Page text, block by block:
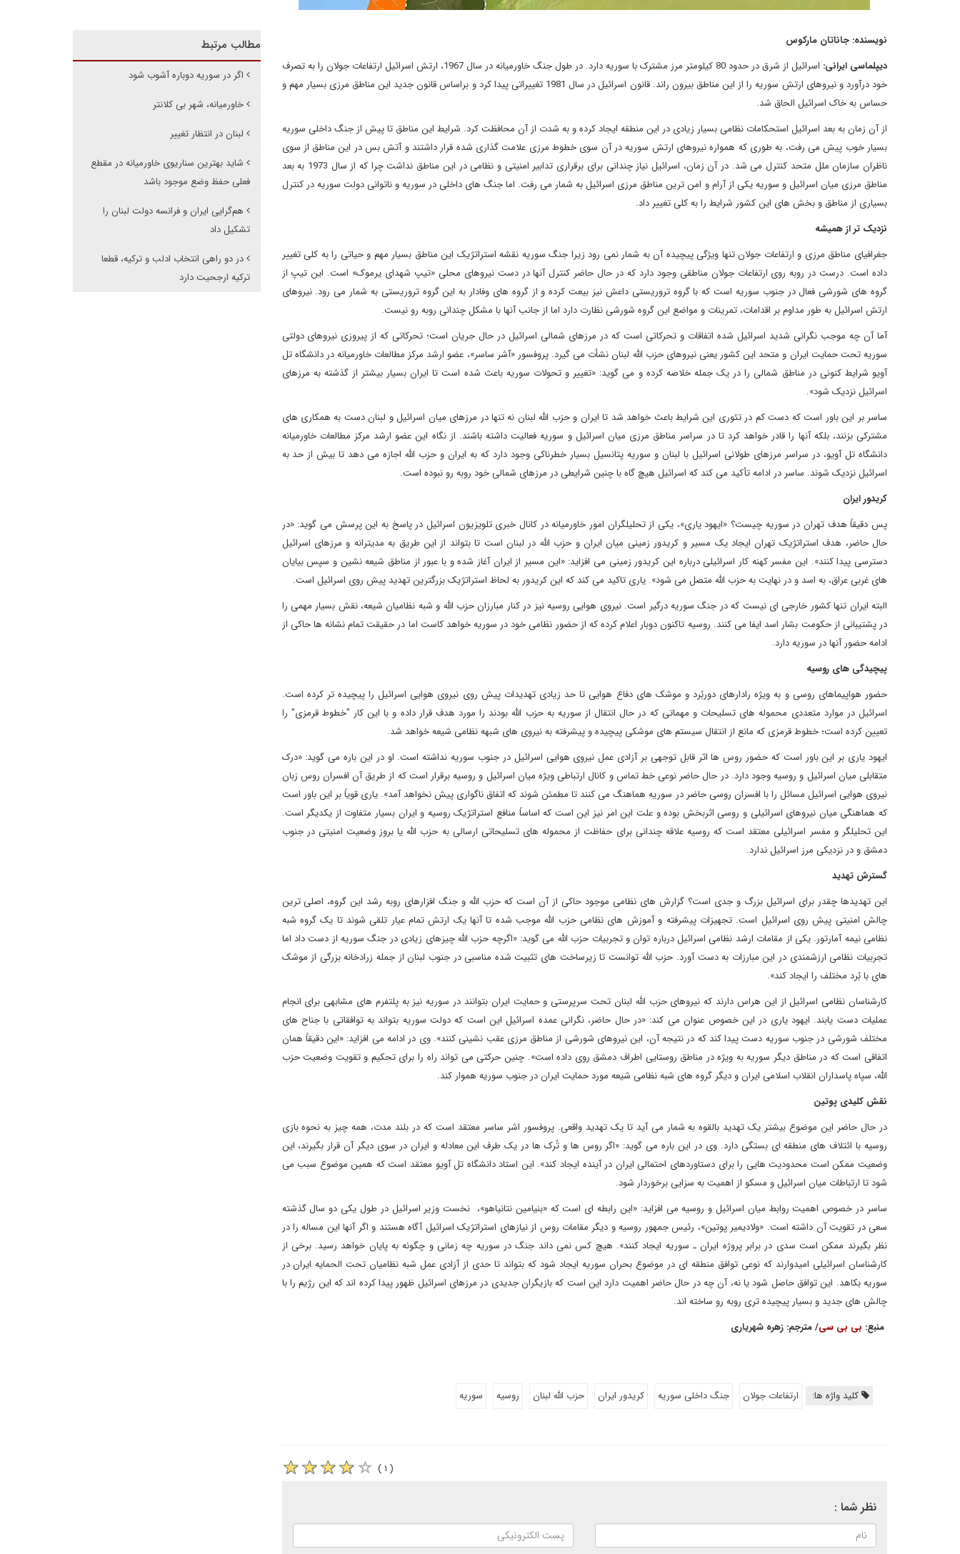
نویسنده: جاناتان مارکوس
دیپلماسی ایرانی:
اسرائیل از شرق در حدود 80 کیلومتر مرز مشترک با سوریه دارد. در طول جنگ خاورمیانه در سال 1967، ارتش اسرائیل ارتفاعات جولان را به تصرف
خود درآورد و نیروهای ارتش سوریه را از این مناطق بیرون راند. قانون اسرائیل در سال 1981 تغییراتی پیدا کرد و براساس قانون جدید این مناطق مرزی بسیار مهم و
حساس به خاک اسرائیل الحاق شد.
از آن زمان به بعد اسرائیل استحکامات نظامی بسیار زیادی در این منطقه ایجاد کرده و به شدت از آن محافظت کرد. شرایط این مناطق تا پیش از جنگ داخلی سوریه
بسیار خوب پیش می رفت، به طوری که همواره نیروهای ارتش سوریه در آن سوی خطوط مرزی علامت گذاری شده قرار داشتند و آتش بس در این مناطق از سوی
ناظران سازمان ملل متحد کنترل می شد. در آن زمان، اسرائیل نیاز چندانی برای برقراری تدابیر امنیتی و نظامی در این مناطق نداشت چرا که از سال 1973 به بعد
مناطق مرزی میان اسرائیل و سوریه یکی از آرام و امن ترین مناطق مرزی اسرائیل به شمار می رفت. اما جنگ های داخلی در سوریه و ناتوانی دولت سوریه در کنترل
بسیاری از مناطق و بخش های این کشور شرایط را به کلی تغییر داد.
نزدیک تر از همیشه
جغرافیای مناطق مرزی و ارتفاعات جولان تنها ویژگی پیچیده آن به شمار نمی رود زیرا جنگ سوریه نقشه استراتژیک این مناطق بسیار مهم و حیاتی را به کلی تغییر
داده است. درست در روبه روی ارتفاعات جولان مناطقی وجود دارد که در حال حاضر کنترل آنها در دست نیروهای محلی «تیپ شهدای یرموک» است. این تیپ از
گروه های شورشی فعال در جنوب سوریه است که با گروه تروریستی داعش نیز بیعت کرده و از گروه های وفادار به این گروه تروریستی به شمار می رود. نیروهای
ارتش اسرائیل به طور مداوم بر اقدامات، تمرینات و مواضع این گروه شورشی نظارت دارد اما از جانب آنها با مشکل چندانی روبه رو نیست.
آما آن چه موجب نگرانی شدید اسرائیل شده اتفاقات و تحرکاتی است که در مرزهای شمالی اسرائیل در حال جریان است؛ تحرکاتی که از پیروزی نیروهای دولتی
سوریه تحت حمایت ایران و متحد این کشور یعنی نیروهای حزب الله لبنان نشأت می گیرد. پروفسور «آشر ساسر»، عضو ارشد مرکز مطالعات خاورمیانه در دانشگاه تل
آویو شرایط کنونی در مناطق شمالی را در یک جمله خلاصه کرده و می گوید: «تغییر و تحولات سوریه باعث شده است تا ایران بسیار بیشتر از گذشته به مرزهای
اسرائیل نزدیک شود».
ساسر بر این باور است که دست کم در تئوری این شرایط باعث خواهد شد تا ایران و حزب الله لبنان نه تنها در مرزهای میان اسرائیل و لبنان دست به همکاری های
مشترکی بزنند، بلکه آنها را قادر خواهد کرد تا در سراسر مناطق مرزی میان اسرائیل و سوریه فعالیت داشته باشند. از نگاه این عضو ارشد مرکز مطالعات خاورمیانه
دانشگاه تل آویو، در سراسر مرزهای طولانی اسرائیل با لبنان و سوریه پتانسیل بسیار خطرناکی وجود دارد که به ایران و حزب الله اجازه می دهد تا بیش از حد به
اسرائیل نزدیک شوند. ساسر در ادامه تأکید می کند که اسرائیل هیچ گاه با چنین شرایطی در مرزهای شمالی خود روبه رو نبوده است.
کریدور ایران
پس دقیقاً هدف تهران در سوریه چیست؟ «ایهود یاری»، یکی از تحلیلگران امور خاورمیانه در کانال خبری تلویزیون اسرائیل در پاسخ به این پرسش می گوید: «در
حال حاضر، هدف استراتژیک تهران ایجاد یک مسیر و کریدور زمینی میان ایران و حزب الله در لبنان است تا بتواند از این طریق به مدیترانه و مرزهای اسرائیل
دسترسی پیدا کنند». این مفسر کهنه کار اسرائیلی درباره این کریدور زمینی می افزاید: «این مسیر از ایران آغاز شده و با عبور از مناطق شیعه نشین و سپس بیایان
های غربی عراق، به اسد و در نهایت به حزب الله متصل می شود». یاری تاکید می کند که این کریدور به لحاظ استراتژیک بزرگترین تهدید پیش روی اسرائیل است.
البته ایران تنها کشور خارجی ای نیست که در جنگ سوریه درگیر است. نیروی هوایی روسیه نیز در کنار مبارزان حزب الله و شبه نظامیان شیعه، نقش بسیار مهمی را
در پشتیبانی از حکومت بشار اسد ایفا می کنند. روسیه تاکنون دوبار اعلام کرده که از حضور نظامی خود در سوریه خواهد کاست اما در حقیقت تمام نشانه ها حاکی از
ادامه حضور آنها در سوریه دارد.
پیچیدگی های روسیه
حضور هواپیماهای روسی و به ویژه رادارهای دوربُرد و موشک های دفاع هوایی تا حد زیادی تهدیدات پیش روی نیروی هوایی اسرائیل را پیچیده تر کرده است.
اسرائیل در موارد متعددی محموله های تسلیحات و مهماتی که در حال انتقال از سوریه به حزب الله بودند را مورد هدف قرار داده و با این کار "خطوط قرمزی" را
تعیین کرده است؛ خطوط قرمزی که مانع از انتقال سیستم های موشکی پیچیده و پیشرفته به نیروی های شبهه نظامی شیعه خواهد شد.
ایهود یاری بر این باور است که حضور روس ها اثر قابل توجهی بر آزادی عمل نیروی هوایی اسرائیل در جنوب سوریه نداشته است. او در این باره می گوید: «درک
متقابلی میان اسرائیل و روسیه وجود دارد. در حال حاضر نوعی خط تماس و کانال ارتباطی ویژه میان اسرائیل و روسیه برقرار است که از طریق آن افسران روس زبان
نیروی هوایی اسرائیل مسائل را با افسران روسی حاضر در سوریه هماهنگ می کنند تا مطمئن شوند که اتفاق ناگواری پیش نخواهد آمد». یاری قویاً بر این باور است
که هماهنگی میان نیروهای اسرائیلی و روسی اثربخش بوده و علت این امر نیز این است که اساساً منافع استراتژیک روسیه و ایران بسیار متفاوت از یکدیگر است.
این تحلیلگر و مفسر اسرائیلی معتقد است که روسیه علاقه چندانی برای حفاظت از محموله های تسلیحاتی ارسالی به حزب الله یا بروز وضعیت امنیتی در جنوب
دمشق و در نزدیکی مرز اسرائیل ندارد.
گسترش تهدید
این تهدیدها چقدر برای اسرائیل بزرگ و جدی است؟ گزارش های نظامی موجود حاکی از آن است که حزب الله و جنگ افزارهای روبه رشد این گروه، اصلی ترین
چالش امنیتی پیش روی اسرائیل است. تجهیزات پیشرفته و آموزش های نظامی حزب الله موجب شده تا آنها یک ارتش تمام عیار تلقی شوند تا یک گروه شبه
نظامی نیمه آمارتور. یکی از مقامات ارشد نظامی اسرائیل درباره توان و تجربیات حزب الله می گوید: «اگرچه حزب الله چیزهای زیادی در جنگ سوریه از دست داد اما
تجربیات نظامی ارزشمندی در این مبارزات به دست آورد. حزب الله توانست تا زیرساخت های تثبیت شده مناسبی در جنوب لبنان از جمله زرادخانه بزرگی از موشک
های با بُرد مختلف را ایجاد کند».
کارشناسان نظامی اسرائیل از این هراس دارند که نیروهای حزب الله لبنان تحت سرپرستی و حمایت ایران بتوانند در سوریه نیز به پلتفرم های مشابهی برای انجام
عملیات دست یابند. ایهود یاری در این خصوص عنوان می کند: «در حال حاضر، نگرانی عمده اسرائیل این است که دولت سوریه بتواند به توافقاتی با جناح های
مختلف شورشی در جنوب سوریه دست پیدا کند که در نتیجه آن، این نیروهای شورشی از مناطق مرزی عقب نشینی کنند». وی در ادامه می افزاید: «این دقیقاً همان
اتفاقی است که در مناطق دیگر سوریه به ویژه در مناطق روستایی اطراف دمشق روی داده است». چنین حرکتی می تواند راه را برای تحکیم و تقویت وضعیت حزب
الله، سپاه پاسداران انقلاب اسلامی ایران و دیگر گروه های شبه نظامی شیعه مورد حمایت ایران در جنوب سوریه هموار کند.
نقش کلیدی پوتین
در حال حاضر این موضوع بیشتر یک تهدید بالقوه به شمار می آید تا یک تهدید واقعی. پروفسور اشر ساسر معتقد است که در بلند مدت، همه چیز به نحوه بازی
روسیه با ائتلاف های منطقه ای بستگی دارد. وی در این باره می گوید: «اگر روس ها و تُرک ها در یک طرف این معادله و ایران در سوی دیگر آن قرار بگیرند، این
وضعیت ممکن است محدودیت هایی را برای دستاوردهای احتمالی ایران در آینده ایجاد کند». این استاد دانشگاه تل آویو معتقد است که همین موضوع سبب می
شود تا ارتباطات میان اسرائیل و مسکو از اهمیت به سزایی برخوردار شود.
ساسر در خصوص اهمیت روابط میان اسرائیل و روسیه می افزاید: «این رابطه ای است که «بنیامین نتانیاهو»، نخست وزیر اسرائیل در طول یکی دو سال گذشته
سعی در تقویت آن داشته است. «ولادیمیر پوتین»، رئیس جمهور روسیه و دیگر مقامات روس از نیازهای استراتژیک اسرائیل آگاه هستند و اگر آنها این مساله را در
نظر بگیرند ممکن است سدی در برابر پروژه ایران ـ سوریه ایجاد کنند». هیچ کس نمی داند جنگ در سوریه چه زمانی و چگونه به پایان خواهد رسید. برخی از
کارشناسان اسرائیلی امیدوارند که نوعی توافق منطقه ای در موضوع بحران سوریه ایجاد شود که بتواند تا حدی از آزادی عمل شبه نظامیان تحت الحمایه ایران در
سوریه بکاهد. این توافق حاصل شود یا نه، آن چه در حال حاضر اهمیت دارد این است که بازیگران جدیدی در مرزهای اسرائیل ظهور پیدا کرده اند که این رژیم را با
چالش های جدید و بسیار پیچیده تری روبه رو ساخته اند.
منبع: بی بی سی/ مترجم: زهره شهریاری
کلید واژه ها: ارتفاعات جولان جنگ داخلی سوریه کریدور ایران حزب الله لبنان روسیه سوریه
( ۱ )
نظر شما :
مطالب مرتبط
اگر در سوریه دوباره آشوب شود
خاورمیانه، شهر بی کلانتر
لبنان در انتظار تغییر
شاید بهترین سناریوی خاورمیانه در مقطع
فعلی حفظ وضع موجود باشد
هم‌گرایی ایران و فرانسه دولت لبنان را
تشکیل داد
در دو راهی انتخاب ادلب و ترکیه، قطعا
ترکیه ارجحیت دارد